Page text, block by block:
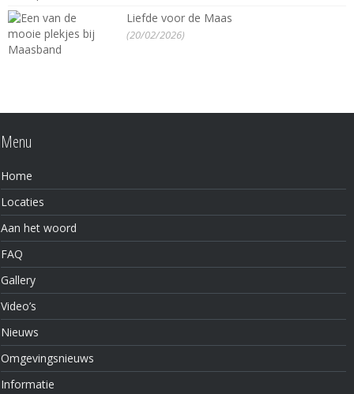
Liefde voor de Maas
(20/02/2026)
Menu
Home
Locaties
Aan het woord
FAQ
Gallery
Video’s
Nieuws
Omgevingsnieuws
Informatie